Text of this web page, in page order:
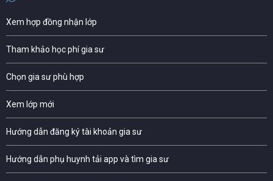
Xem hợp đồng nhận lớp
Tham khảo học phí gia sư
Chọn gia sư phù hợp
Xem lớp mới
Hướng dẫn đăng ký tài khoản gia sư
Hướng dẫn phụ huynh tải app và tìm gia sư